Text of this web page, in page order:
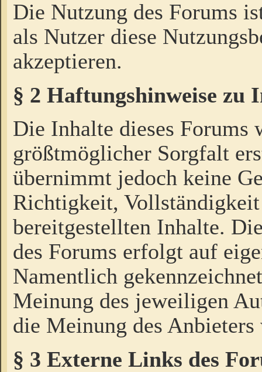
Die Nutzung des Forums
als Nutzer diese
akzeptieren.
§ 2 Haftungshinweise zu
Die Inhalte dieses Forums
größtmöglicher Sorgfalt
übernimmt jedoch keine
Richtigkeit,
bereitgestellten Inhalte.
des Forums erfolgt auf
Namentlich
Meinung des jeweiligen
die Meinung des Anbieters
§ 3 Externe Links des